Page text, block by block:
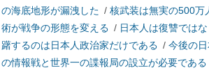
の海底地形が漏洩した / 核武装は無実の500万
術が戦争の形態を変える / 日本人は復讐では
躇するのは日本人政治家だけである / 今後の
の情報戦と世界一の諜報局の設立が必要である